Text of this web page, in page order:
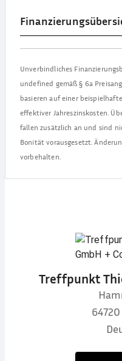
Unverbindliches
undefined gemäß § 6a
basieren auf einer
effektiver Jahreszinskosten.
fallen zusätzlich an und sind
Bonität vorausgesetzt.
vorbehalten.
Treffpunkt
64720